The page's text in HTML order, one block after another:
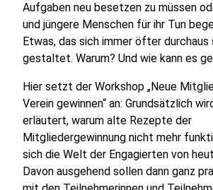
Aufgaben neu besetzen zu müssen
und jüngere Menschen für ihr Tun
Etwas, das sich immer öfter durchaus
gestaltet. Warum? Und wie kann es
Hier setzt der Workshop „Neue
Verein gewinnen“ an: Grundsätzlich
erläutert, warum alte Rezepte der
Mitgliedergewinnung nicht mehr
sich die Welt der Engagierten von
Davon ausgehend sollen dann ganz